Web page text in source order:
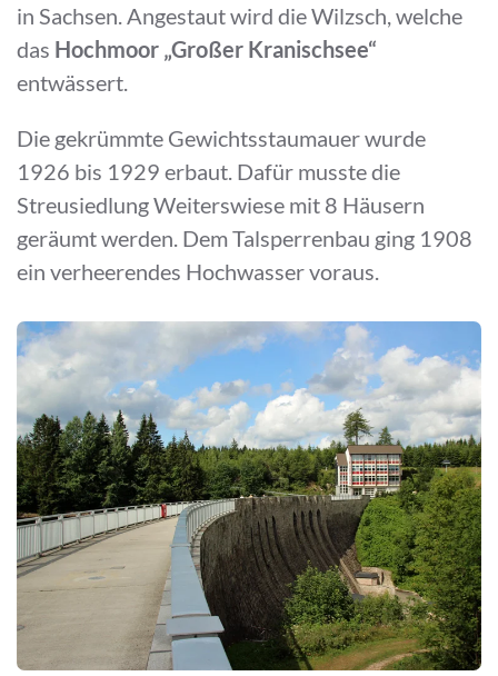
in Sachsen. Angestaut wird die Wilzsch, welche
das Hochmoor „Großer Kranischsee“
entwässert.
Die gekrümmte Gewichtsstaumauer wurde
1926 bis 1929 erbaut. Dafür musste die
Streusiedlung Weiterswiese mit 8 Häusern
geräumt werden. Dem Talsperrenbau ging 1908
ein verheerendes Hochwasser voraus.